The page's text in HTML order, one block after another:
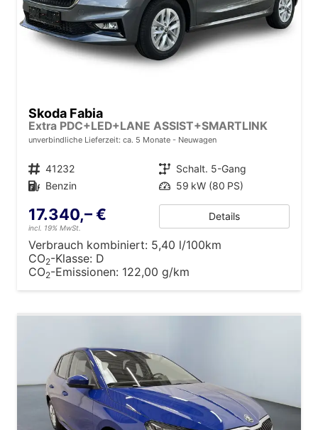
Skoda Fabia
Extra PDC+LED+LANE ASSIST+SMARTLINK
unverbindliche Lieferzeit: ca. 5 Monate Neuwagen
Fahrzeugnr. 41232 Getriebe Schalt. 5-Gang
Kraftstoff Benzin Leistung 59 kW (80 PS)
17.340,– €
incl. 19% MwSt.
Details
Verbrauch kombiniert: 5,40 l/100km
CO2-Klasse: D
CO2-Emissionen: 122,00 g/km